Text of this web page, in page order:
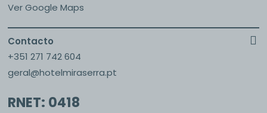
Ver Google Maps
Contacto
+351 271 742 604
geral@hotelmiraserra.pt
RNET: 0418